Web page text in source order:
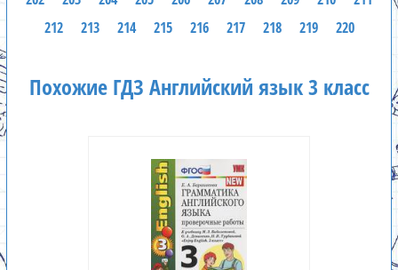
212
213 214 215 216 217 218 219 220
Похожие ГДЗ Английский язык 3 класс